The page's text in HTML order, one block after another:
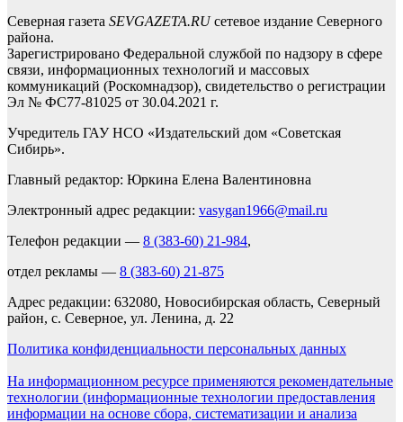
Северная газета SEVGAZETA.RUсетевое издание Северного
района.
Зарегистрировано Федеральной службой по надзору в сфере
связи, информационных технологий и массовых
коммуникаций (Роскомнадзор), свидетельство о регистрации
Эл № ФС77-81025 от 30.04.2021 г.
Учредитель ГАУ НСО «Издательский дом «Советская
Сибирь».
Главный редактор: Юркина Елена Валентиновна
Электронный адрес редакции: vasygan1966@mail.ru
Телефон редакции — 8 (383-60) 21-984,
отдел рекламы — 8 (383-60) 21-875
Адрес редакции: 632080, Новосибирская область, Северный
район, с. Северное, ул. Ленина, д. 22
Политика конфиденциальности персональных данных
На информационном ресурсе применяются рекомендательные
технологии (информационные технологии предоставления
информации на основе сбора, систематизации и анализа